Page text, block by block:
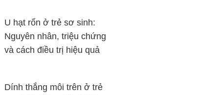
U hạt rốn ở trẻ sơ sinh:
Nguyên nhân, triệu chứng
và cách điều trị hiệu quả
Dính thắng môi trên ở trẻ